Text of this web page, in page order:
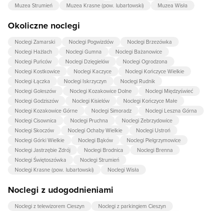
Muzea Strumień
Muzea Krasne (pow. lubartowski) Muzea Wisła
Okoliczne noclegi
Noclegi Zamarski Noclegi Pogwizdów
Noclegi Brzezówka
Noclegi Hażlach
Noclegi Gumna
Noclegi Bażanowice
Noclegi Puńców
Noclegi Dzięgielów
Noclegi Ogrodzona
Noclegi Kostkowice
Noclegi Kaczyce
Noclegi Kończyce Wielkie
Noclegi Łączka
Noclegi Iskrzyczyn
Noclegi Rudnik
Noclegi Goleszów
Noclegi Kozakowice Dolne
Noclegi Międzyświeć
Noclegi Godziszów
Noclegi Kisielów
Noclegi Kończyce Małe
Noclegi Kozakowice Górne
Noclegi Simoradz
Noclegi Leszna Górna
Noclegi Cisownica
Noclegi Pruchna
Noclegi Zebrzydowice
Noclegi Skoczów
Noclegi Ochaby Wielkie
Noclegi Ustroń
Noclegi Górki Wielkie
Noclegi Bąków
Noclegi Pielgrzymowice
Noclegi Jastrzębie Zdrój
Noclegi Brodnica
Noclegi Brenna
Noclegi Świętoszówka
Noclegi Strumień
Noclegi Krasne (pow. lubartowski)
Noclegi Wisła
Noclegi z udogodnieniami
Noclegi z telewizorem Cieszyn
Noclegi z parkingiem Cieszyn